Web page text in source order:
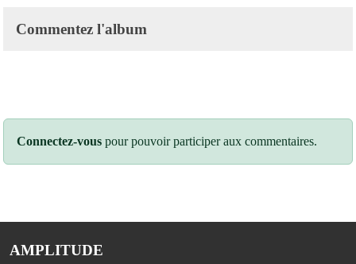
Commentez l'album
Connectez-vous pour pouvoir participer aux commentaires.
AMPLITUDE